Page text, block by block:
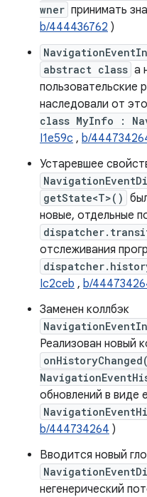
wner принимать
b/444436762 )
abstract class а
пользовательские
наследовали от
class MyInfo :
I1e59c , b/
Устаревшее
getState<T>()
новые, отдельные
отслеживания
Ic2ceb , b/
Заменен коллбэк
Реализован новый
обновлений в виде
b/444734264 )
Вводится новый
негенерический